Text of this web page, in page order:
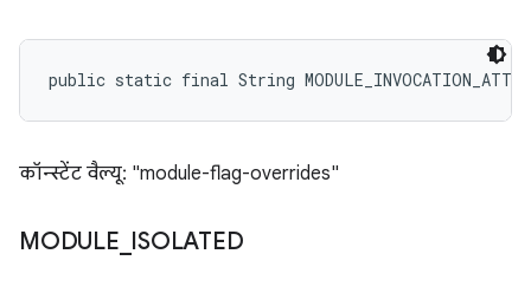
public static final String
कॉन्स्टेंट वैल्यू: "module-flag-overrides"
MODULE ISOLATED